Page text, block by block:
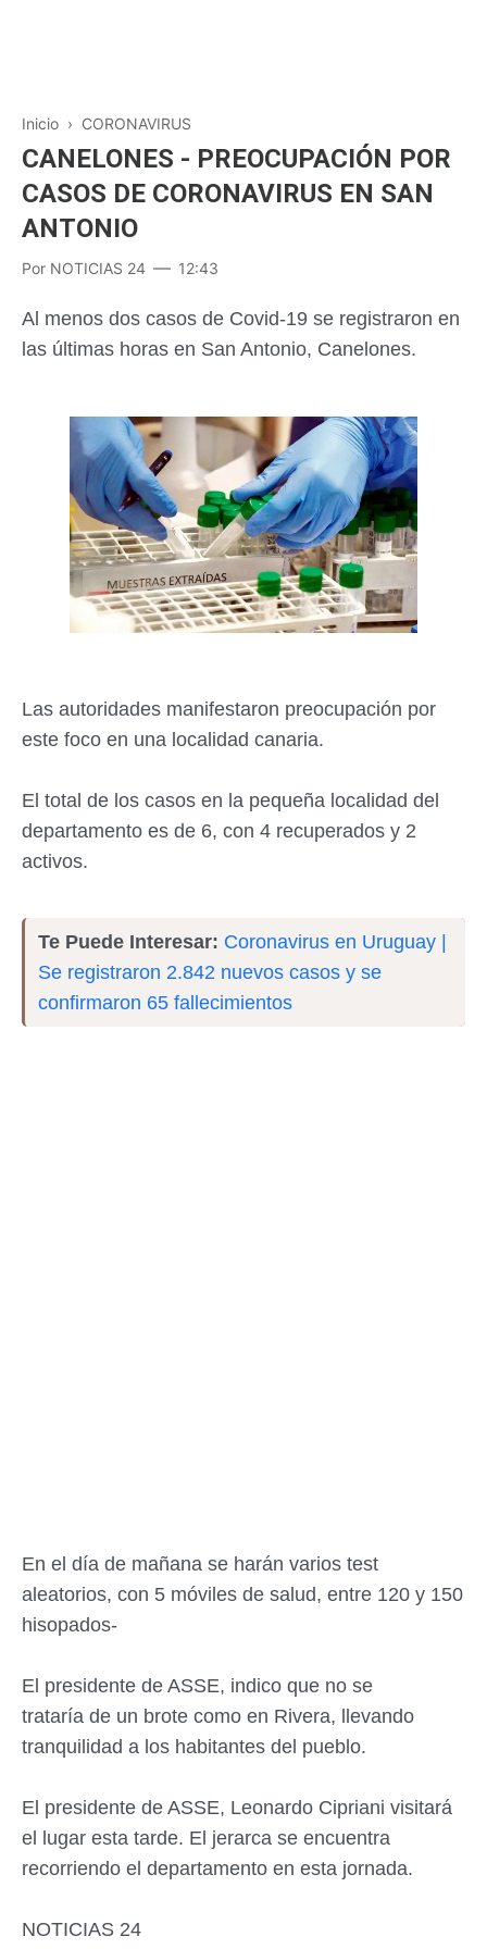
Inicio › CORONAVIRUS
CANELONES - PREOCUPACIÓN POR
CASOS DE CORONAVIRUS EN SAN
ANTONIO
Por NOTICIAS 24 12:43
Al menos dos casos de Covid-19 se registraron en
las últimas horas en San Antonio, Canelones.
Las autoridades manifestaron preocupación por
este foco en una localidad canaria.
El total de los casos en la pequeña localidad del
departamento es de 6, con 4 recuperados y 2
activos.
Te Puede Interesar: Coronavirus en Uruguay |
Se registraron 2.842 nuevos casos y se
confirmaron 65 fallecimientos
En el día de mañana se harán varios test
aleatorios, con 5 móviles de salud, entre 120 y 150
hisopados-
El presidente de ASSE, indico que no se
trataría de un brote como en Rivera, llevando
tranquilidad a los habitantes del pueblo.
El presidente de ASSE, Leonardo Cipriani visitará
el lugar esta tarde. El jerarca se encuentra
recorriendo el departamento en esta jornada.
NOTICIAS 24